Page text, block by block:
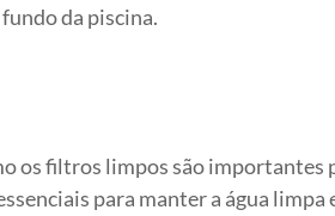
da piscina.
os filtros limpos são importantes
para manter a água limpa